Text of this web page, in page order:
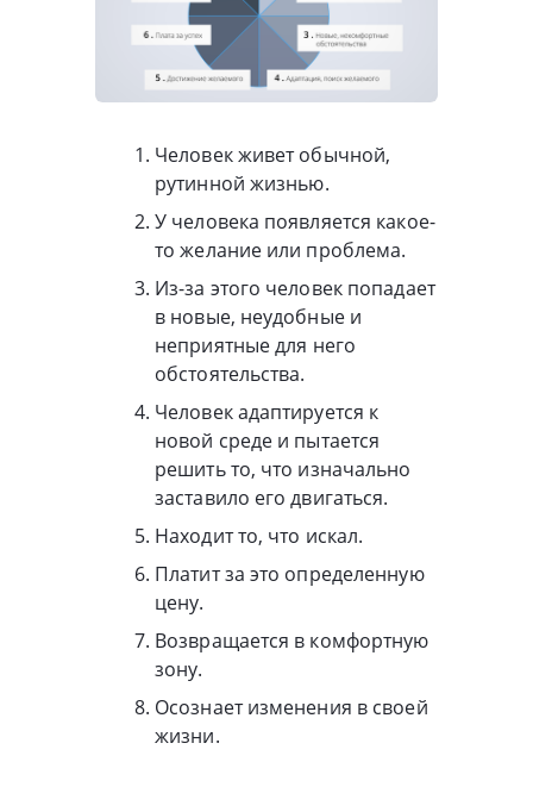
Человек живет обычной,
рутинной жизнью.
У человека появляется какое-
то желание или проблема.
Из-за этого человек попадает
в новые, неудобные и
неприятные для него
обстоятельства.
Человек адаптируется к
новой среде и пытается
решить то, что изначально
заставило его двигаться.
Находит то, что искал.
Платит за это определенную
цену.
Возвращается в комфортную
зону.
Осознает изменения в своей
жизни.